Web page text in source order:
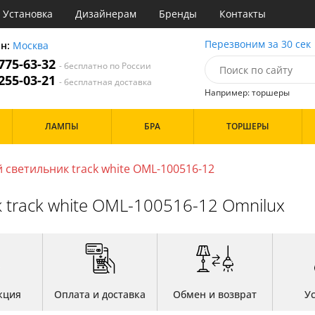
Установка Дизайнерам Бренды Контакты
Москва
63-32- бесплатно по России
03-21- бесплатная доставка
Перезвоним за 30 сек
Например: торшеры
Кабинет
Кухня
Белые
Бронза
Шары
Особенности
OmniLux
ЛАМПЫ БРА ТОРШЕРЫ
track white OML-100516-12
white OML-100516-12 Omnilux
Оплата и доставка Обмен и возврат